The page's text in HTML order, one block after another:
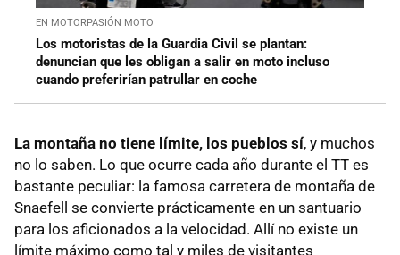
EN MOTORPASIÓN MOTO
Los motoristas de la Guardia Civil se plantan:
denuncian que les obligan a salir en moto incluso
cuando preferirían patrullar en coche
La montaña no tiene límite, los pueblos sí, y muchos
no lo saben. Lo que ocurre cada año durante el TT es
bastante peculiar: la famosa carretera de montaña de
Snaefell se convierte prácticamente en un santuario
para los aficionados a la velocidad. Allí no existe un
límite máximo como tal y miles de visitantes